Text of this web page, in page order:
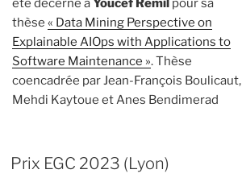
été décerné àYoucef Remil pour sa
thèse « Data Mining Perspective on
Explainable AIOps with Applications to
Software Maintenance ». Thèse
coencadrée par Jean-François Boulicaut,
Mehdi Kaytoue et Anes Bendimerad
Prix EGC 2023 (Lyon)